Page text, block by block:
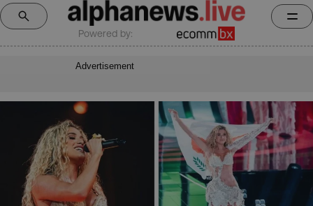
Powered by:
Advertisement